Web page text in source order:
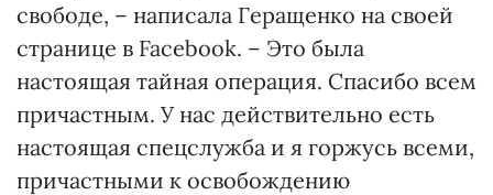
свободе, – написала Геращенко на своей
странице в Facebook. – Это была
настоящая тайная операция. Спасибо всем
причастным. У нас действительно есть
настоящая спецслужба и я горжусь всеми,
причастными к освобождению